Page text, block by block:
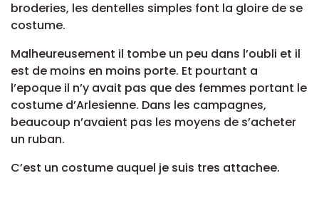
broderies, les dentelles simples font la gloire de se
costume.
Malheureusement il tombe un peu dans l’oubli et il
est de moins en moins porte. Et pourtant a
l’epoque il n’y avait pas que des femmes portant le
costume d’Arlesienne. Dans les campagnes,
beaucoup n’avaient pas les moyens de s’acheter
un ruban.
C’est un costume auquel je suis tres attachee.